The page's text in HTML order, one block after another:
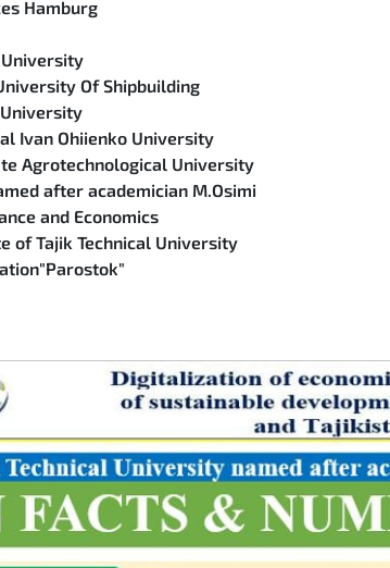
Hamburg
Of Shipbuilding
Ivan Ohiienko University
Agrotechnological University
after academician M.Osimi
and Economics
of Tajik Technical University